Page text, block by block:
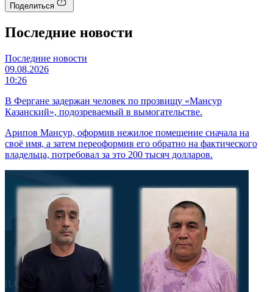
Поделиться
Последние новости
Последние новости
09.08.2026
10:26
В Фергане задержан человек по прозвищу «Мансур
Казанский», подозреваемый в вымогательстве.
Арипов Мансур, оформив нежилое помещение сначала на
своё имя, а затем переоформив его обратно на фактического
владельца, потребовал за это 200 тысяч долларов.